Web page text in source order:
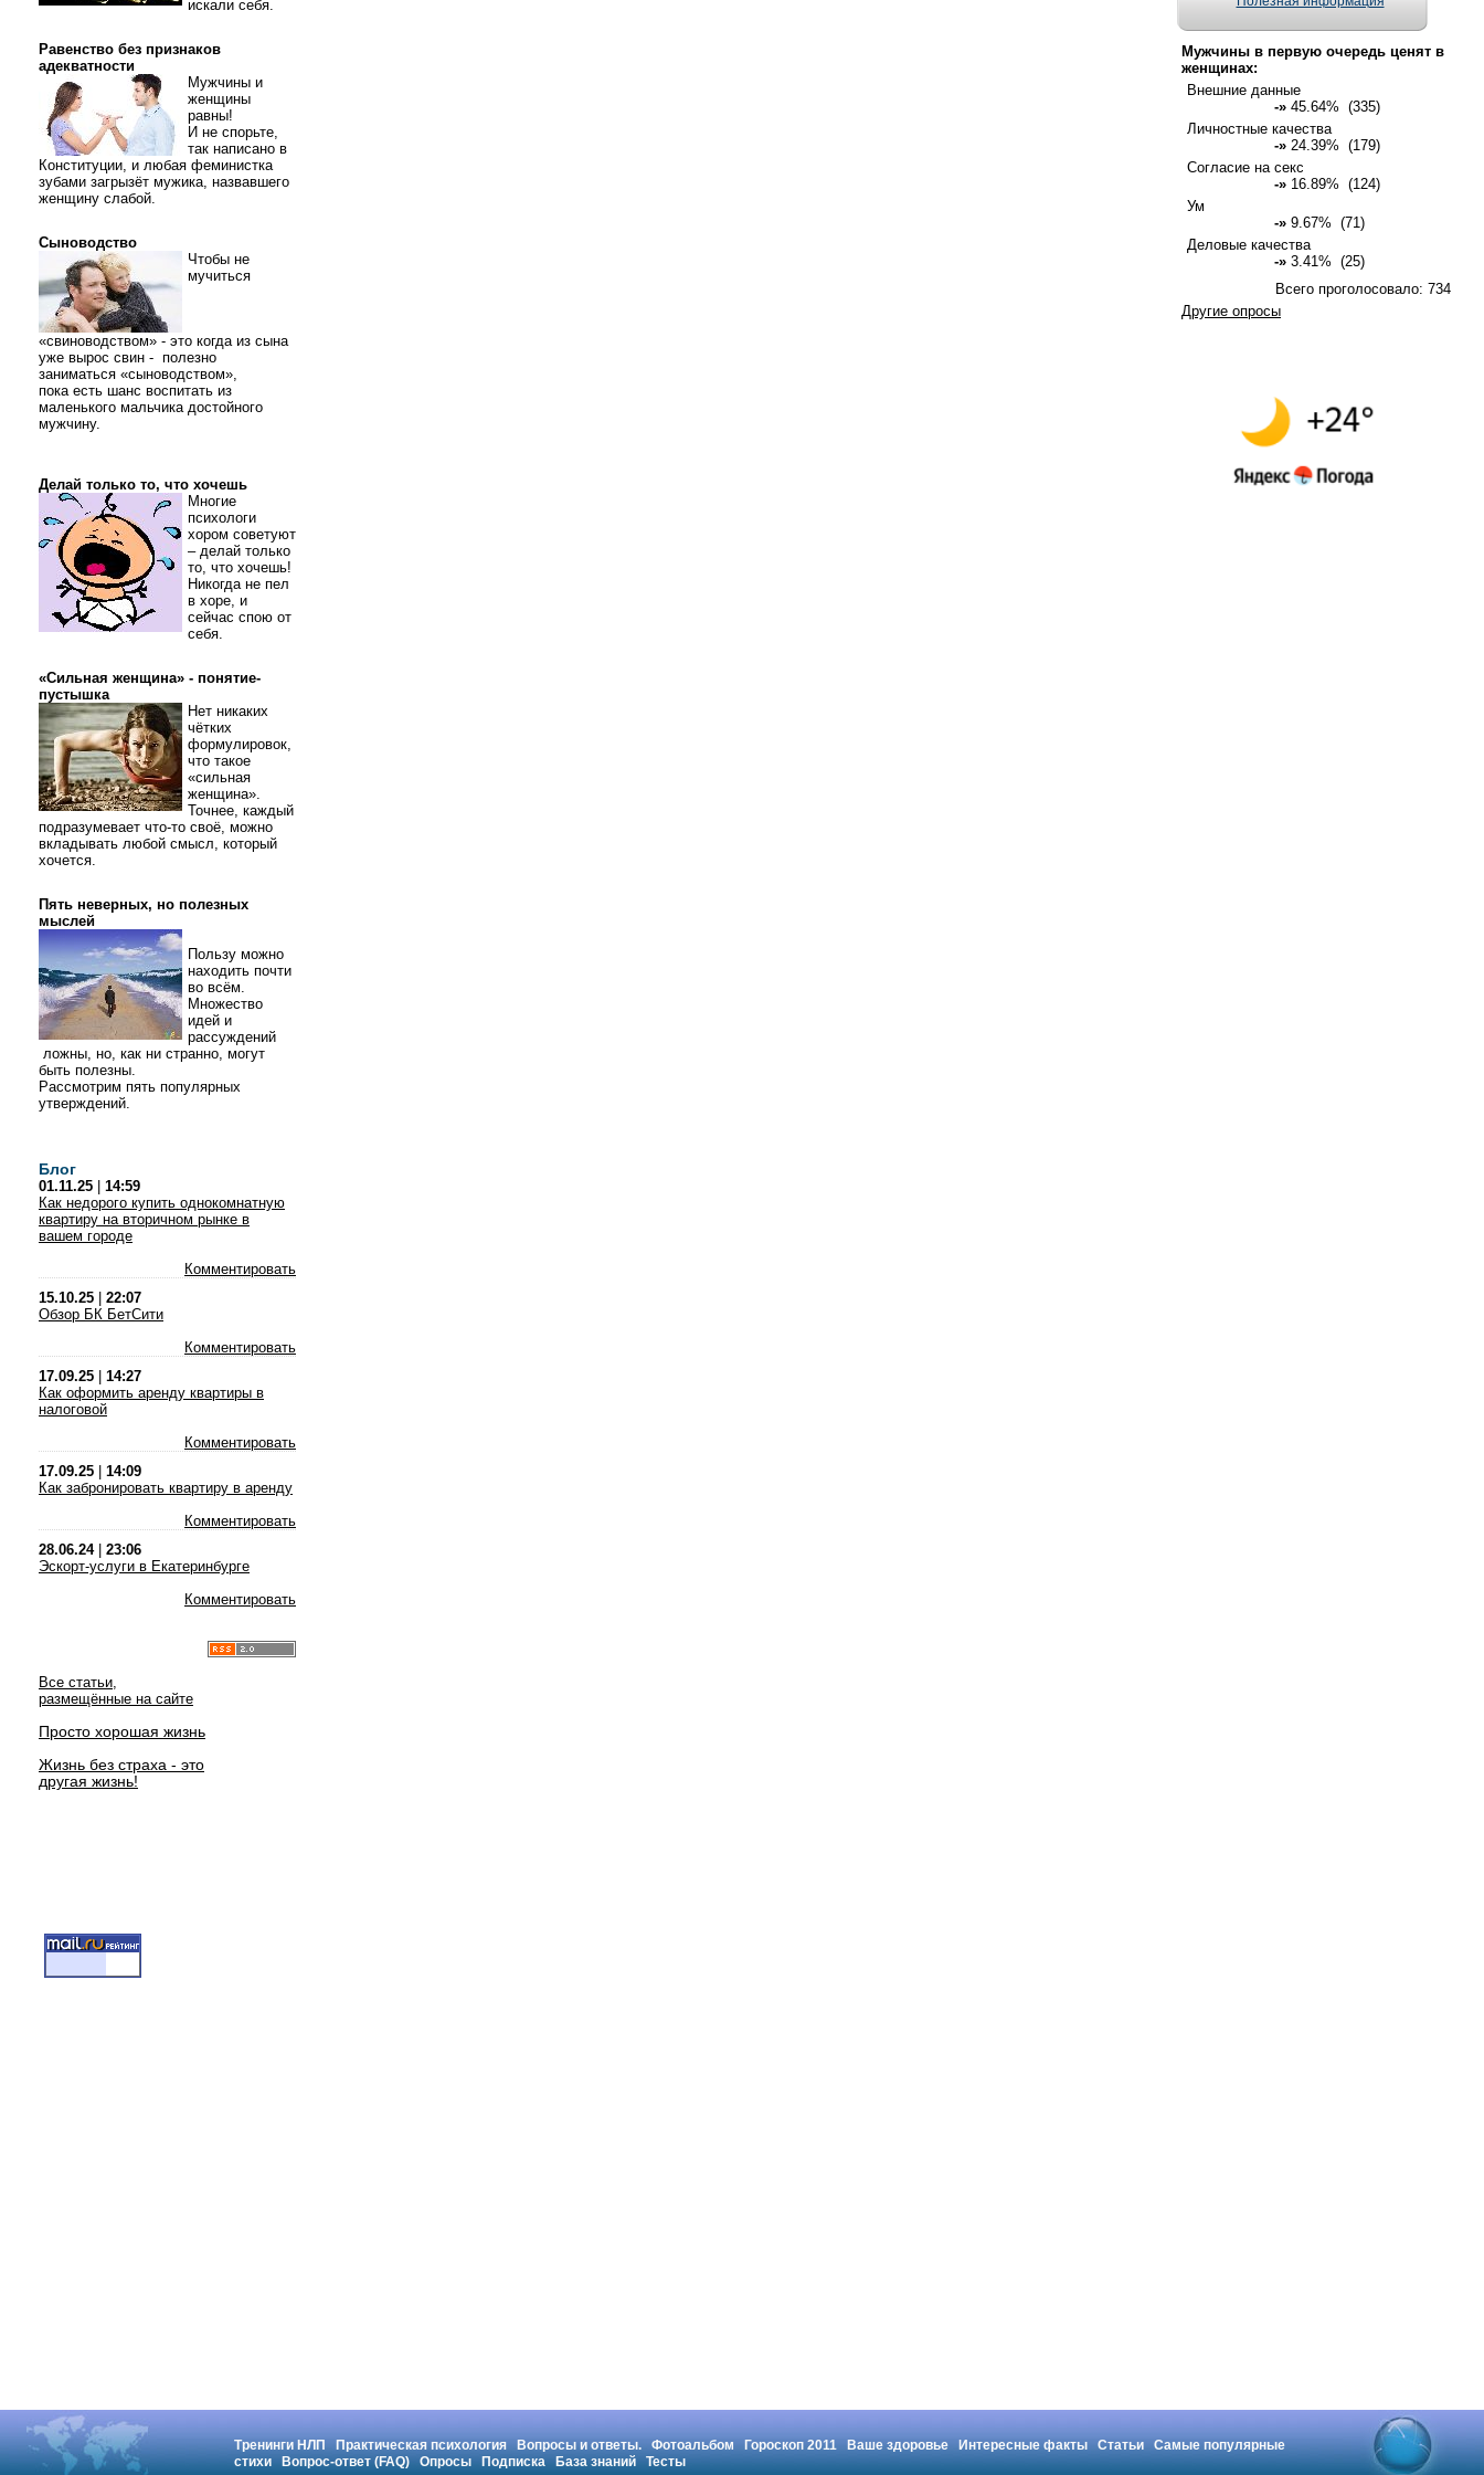
искали себя.
Равенство без признаков
адекватности
Мужчины и
женщины
равны!
И не спорьте,
так написано в
Конституции, и любая феминистка
зубами загрызёт мужика, назвавшего
женщину слабой.
Сыноводство
Чтобы не
мучиться
«свиноводством» - это когда из сына
уже вырос свин - полезно
заниматься «сыноводством»,
пока есть шанс воспитать из
маленького мальчика достойного
мужчину.
Делай только то, что хочешь
Многие
психологи
хором советуют
– делай только
то, что хочешь!
Никогда не пел
в хоре, и
сейчас спою от
себя.
«Сильная женщина» - понятие-
пустышка
Нет никаких
чётких
формулировок,
что такое
«сильная
женщина».
Точнее, каждый
подразумевает что-то своё, можно
вкладывать любой смысл, который
хочется.
Пять неверных, но полезных
мыслей
Пользу можно
находить почти
во всём.
Множество
идей и
рассуждений
ложны, но, как ни странно, могут
быть полезны.
Рассмотрим пять популярных
утверждений.
Блог
01.11.25
14:59
Как недорого купить однокомнатную
квартиру на вторичном рынке в
вашем городе
Комментировать
15.10.25
22:07
Обзор БК БетСити
Комментировать
17.09.25
14:27
Как оформить аренду квартиры в
налоговой
Комментировать
17.09.25
14:09
Как забронировать квартиру в аренду
Комментировать
28.06.24| 23:06
Эскорт-услуги в Екатеринбурге
Комментировать
Все статьи,
размещённые на сайте
Просто хорошая жизнь
Жизнь без страха - это
другая жизнь!
Мужчины в первую очередь ценят в
женщинах:
Внешние данные
-» 45.64% (335)
Личностные качества
-» 24.39% (179)
Согласие на секс
-» 16.89% (124)
Ум
-» 9.67% (71)
Деловые качества
-» 3.41% (25)
Всего проголосовало: 734
Другие опросы
Тренинги НЛП Практическая психология Вопросы и ответы. Фотоальбом Гороскоп 2011 Ваше здоровье Интересные факты Статьи
Самые популярные
стихи
Вопрос-ответ (FAQ) Опросы Подписка База знаний Тесты